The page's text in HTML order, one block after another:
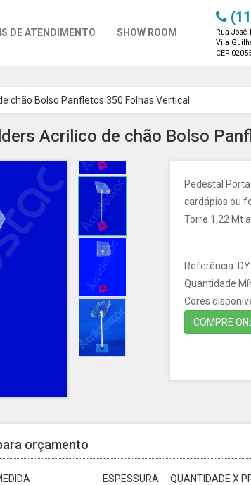
DE ATENDIMENTO SHOW ROOM
Rua José
Vila
CEP
chão Bolso Panfletos 350 Folhas Vertical
Acrilico de chão Bolso
Pedestal
cardápios ou
Torre 1,22 Mt
Referência:
Quantidade
Cores
COMPRE
orçamento
ESPESSURA QUANTIDADE X